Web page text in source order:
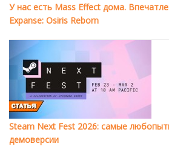
У нас есть Mass Effect дома.
Expanse: Osiris Reborn
Steam Next Fest 2026: самые
демоверсии